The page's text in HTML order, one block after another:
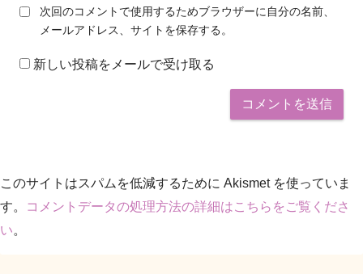
次回のコメントで使用するためブラウザーに自分の名前、
メールアドレス、サイトを保存する。
新しい投稿をメールで受け取る
このサイトはスパムを低減するために Akismet を使っていま
す。
コメントデータの処理方法の詳細はこちらをご覧くださ
い。